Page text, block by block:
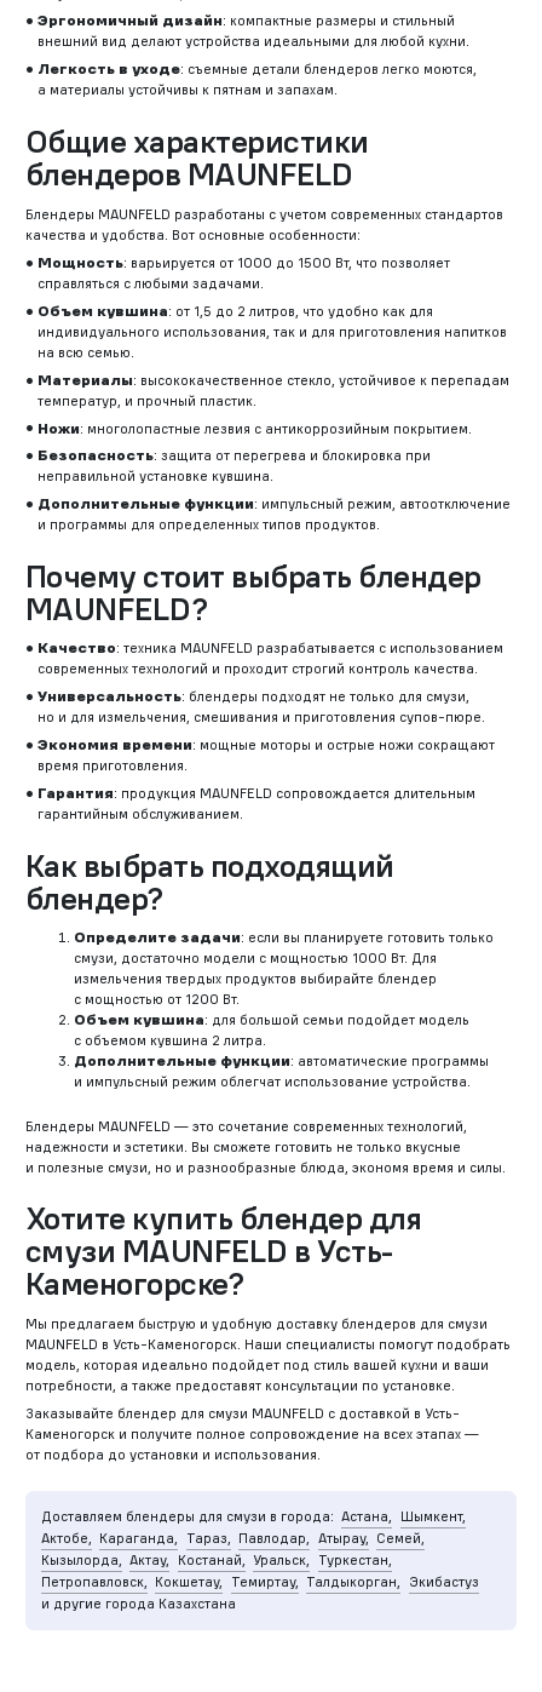
Эргономичный дизайн: компактные размеры и стильный
внешний вид делают устройства идеальными для любой кухни.
Легкость в уходе: съемные детали блендеров легко моются,
а материалы устойчивы к пятнам и запахам.
Общие характеристики
блендеров MAUNFELD
Блендеры MAUNFELD разработаны с учетом современных стандартов
качества и удобства. Вот основные особенности:
Мощность: варьируется от 1000 до 1500 Вт, что позволяет
справляться с любыми задачами.
Объем кувшина: от 1,5 до 2 литров, что удобно как для
индивидуального использования, так и для приготовления напитков
на всю семью.
Материалы: высококачественное стекло, устойчивое к перепадам
температур, и прочный пластик.
Ножи: многолопастные лезвия с антикоррозийным покрытием.
Безопасность: защита от перегрева и блокировка при
неправильной установке кувшина.
Дополнительные функции: импульсный режим, автоотключение
и программы для определенных типов продуктов.
Почему стоит выбрать блендер
MAUNFELD?
Качество: техника MAUNFELD разрабатывается с использованием
современных технологий и проходит строгий контроль качества.
Универсальность: блендеры подходят не только для смузи,
но и для измельчения, смешивания и приготовления супов-пюре.
Экономия времени: мощные моторы и острые ножи сокращают
время приготовления.
Гарантия: продукция MAUNFELD сопровождается длительным
гарантийным обслуживанием.
Как выбрать подходящий
блендер?
Определите задачи: если вы планируете готовить только
смузи, достаточно модели с мощностью 1000 Вт. Для
измельчения твердых продуктов выбирайте блендер
с мощностью от 1200 Вт.
Объем кувшина: для большой семьи подойдет модель
с объемом кувшина 2 литра.
Дополнительные функции: автоматические программы
и импульсный режим облегчат использование устройства.
Блендеры MAUNFELD — это сочетание современных технологий,
надежности и эстетики. Вы сможете готовить не только вкусные
и полезные смузи, но и разнообразные блюда, экономя время и силы.
Хотите купить блендер для
смузи MAUNFELD в Усть-
Каменогорске?
Мы предлагаем быструю и удобную доставку блендеров для смузи
MAUNFELD в Усть-Каменогорск. Наши специалисты помогут подобрать
модель, которая идеально подойдет под стиль вашей кухни и ваши
потребности, а также предоставят консультации по установке.
Заказывайте блендер для смузи MAUNFELD с доставкой в Усть-
Каменогорск и получите полное сопровождение на всех этапах —
от подбора до установки и использования.
Доставляем блендеры для смузи в города: Астана,
Шымкент,
Актобе, Караганда, Тараз, Павлодар, Атырау, Семей,
Кызылорда, Актау, Костанай, Уральск,
Туркестан,
Петропавловск, Кокшетау, Темиртау, Талдыкорган,
Экибастуз
и другие города Казахстана